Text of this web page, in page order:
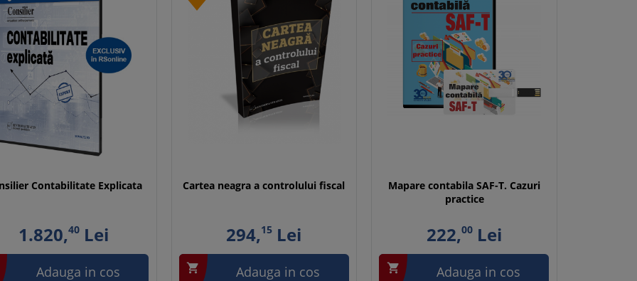
Contabilitate Explicata
1.820,40 Lei
Adauga in cos
Cartea neagra a controlului fiscal
294,15 Lei
 Adauga in cos
Mapare contabila SAF-T. Cazuri
practice
222,00Lei
 Adauga in cos